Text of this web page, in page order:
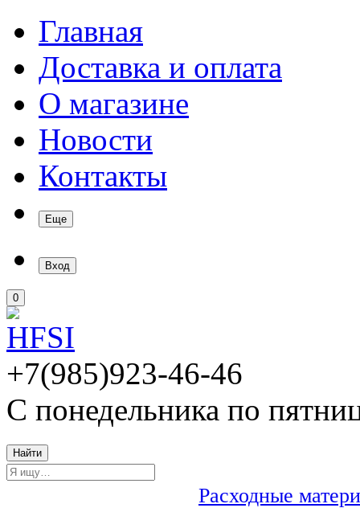
Главная
Доставка и оплата
О магазине
Новости
Контакты
Еще
Вход
0
+7(985)923-46-46
С понедельника по
Найти
Расходные